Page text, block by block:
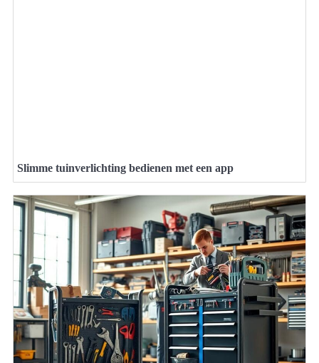
Slimme tuinverlichting bedienen met een app